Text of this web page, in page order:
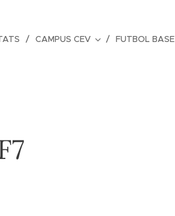
CAMPUS CEV FUTBOL BASE